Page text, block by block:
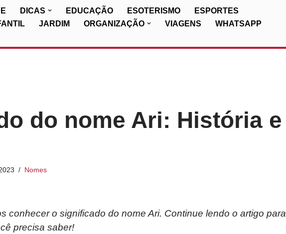
DICAS EDUCAÇÃO ESOTERISMO
ESPORTES
JARDIM ORGANIZAÇÃO VIAGENS
WHATSAPP
do nome Ari: História e
Nomes
conhecer o significado do nome Ari. Continue lendo o artigo para
precisa saber!